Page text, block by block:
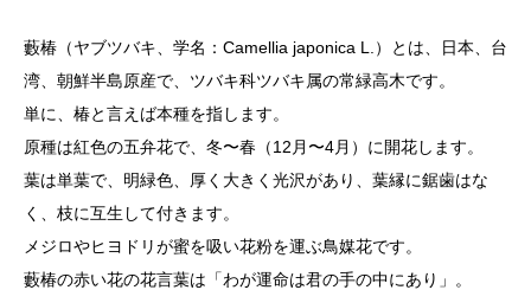
藪椿（ヤブツバキ、学名：Camellia japonica L.）とは、日本、台
湾、朝鮮半島原産で、ツバキ科ツバキ属の常緑高木です。
単に、椿と言えば本種を指します。
原種は紅色の五弁花で、冬〜春（12月〜4月）に開花します。
葉は単葉で、明緑色、厚く大きく光沢があり、葉縁に鋸歯はな
く、枝に互生して付きます。
メジロやヒヨドリが蜜を吸い花粉を運ぶ鳥媒花です。
藪椿の赤い花の花言葉は「わが運命は君の手の中にあり」。